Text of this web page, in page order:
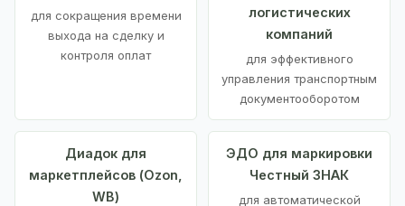
для сокращения времени
выхода на сделку и
контроля оплат
логистических
компаний
для эффективного
управления транспортным
документооборотом
Диадок для
маркетплейсов (Ozon,
WB)
ЭДО для маркировки
Честный ЗНАК
для автоматической